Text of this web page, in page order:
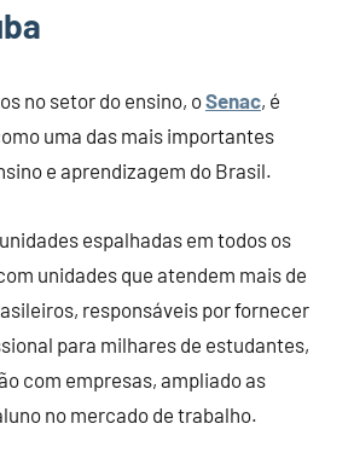
no setor do ensino, oSenac, é
uma das mais importantes
e aprendizagem do Brasil.
espalhadas em todos os
unidades que atendem mais de
responsáveis por fornecer
para milhares de estudantes,
com empresas, ampliado as
no mercado de trabalho.